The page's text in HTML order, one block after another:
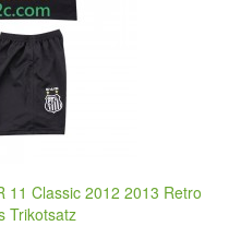
11 Classic 2012 2013 Retro
Trikotsatz